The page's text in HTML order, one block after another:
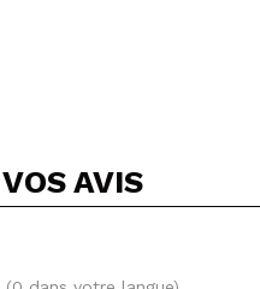
VOS AVIS